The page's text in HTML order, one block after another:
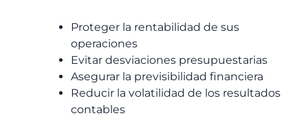
Proteger la rentabilidad de sus
operaciones
Evitar desviaciones presupuestarias
Asegurar la previsibilidad financiera
Reducir la volatilidad de los resultados
contables